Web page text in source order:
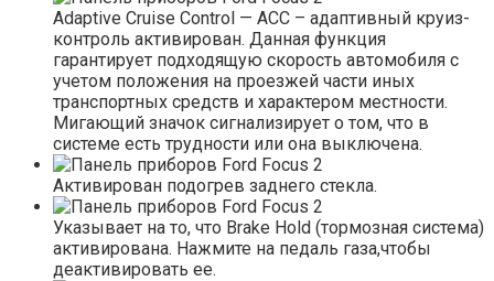
Adaptive Cruise Control — ACC – адаптивный круиз-
контроль активирован. Данная функция
гарантирует подходящую скорость автомобиля с
учетом положения на проезжей части иных
транспортных средств и характером местности.
Мигающий значок сигнализирует о том, что в
системе есть трудности или она выключена.
Активирован подогрев заднего стекла.
Указывает на то, что Brake Hold (тормозная система)
активирована. Нажмите на педаль газа,чтобы
деактивировать ее.